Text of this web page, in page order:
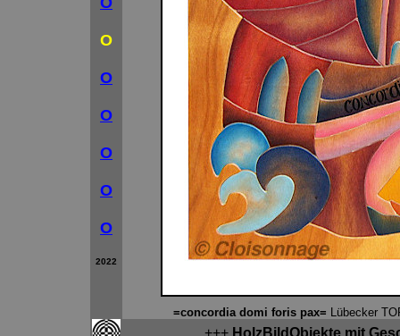
O
O
O
O
O
O
2022
=concordia domi foris pax= Lübecker
+++ HolzBildObjekte mit